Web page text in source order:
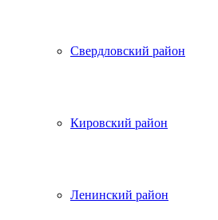
Свердловский район
Кировский район
Ленинский район